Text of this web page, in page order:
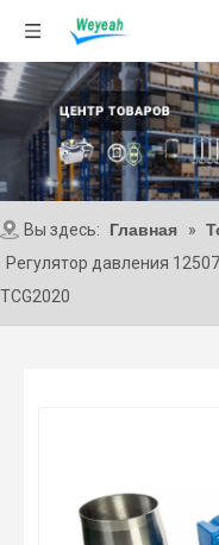
Вы здесь: Главная »
Регулятор давления
TCG2020